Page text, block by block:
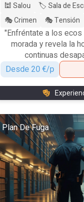
🕍 Salou 🏷️ Sala de
🎭 Crimen
🎭 Tensión
"Enfréntate a los
morada y revela la
continuas
Desde 20 €/p
Plan De Fuga